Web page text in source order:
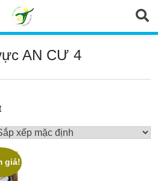
AN CƯ 4
giá!